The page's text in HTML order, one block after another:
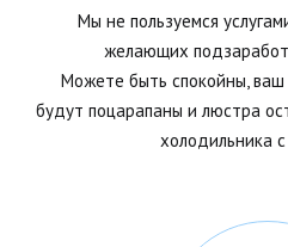
Мы не пользуемся
желающих
Можете быть спокойны, ваш
будут поцарапаны и люстра
холодильника с